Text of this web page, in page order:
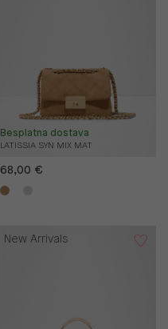
LATISSIA SYN MIX MAT
Besplatna dostava
68,00 €
New Arrivals